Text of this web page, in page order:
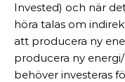
Invested) och när
höra talas om
att producera ny
producera ny
behöver investeras